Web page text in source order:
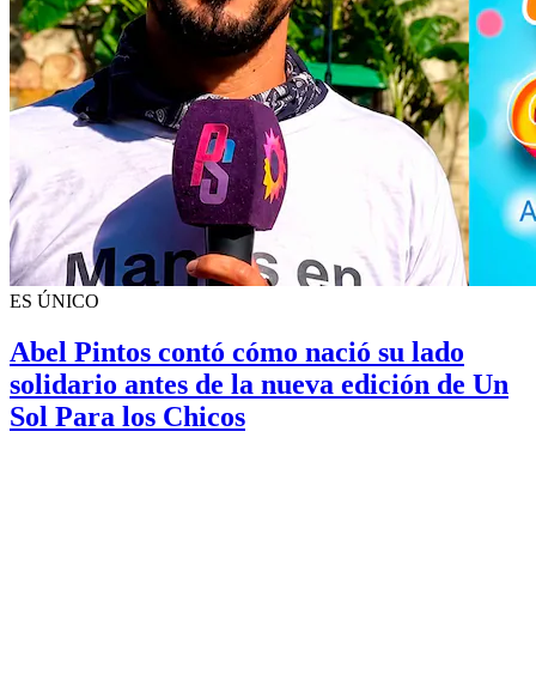
ES ÚNICO
Abel Pintos contó cómo nació su lado
solidario antes de la nueva edición de Un
Sol Para los Chicos